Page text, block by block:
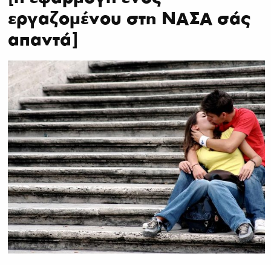
εργαζομένου στη ΝΑΣΑ σάς
απαντά]